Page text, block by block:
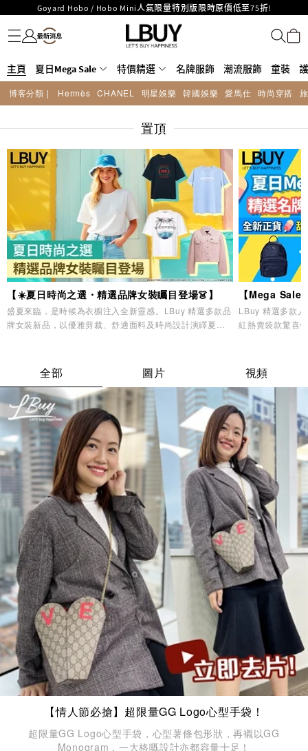
LBuy呈獻 - Hermès 及 Chanel 手袋及首飾原價低至6折，立即入手!
LBuy Nintendo Switch / Nintendo Switch 2 正規商品零售店登陸MOKO 4樓
426號舖！
MOKO 1樓175號鋪旗艦店特設名牌Hermès、CHANEL及LV專區！
購物滿HKD500即享免運費！
LBuy獲香港知識產權署頒發2026《正版正貨承諾》商標
LBuy MEGA SALE 精選名牌手袋及小皮具低至6折
名牌服飾
潮流服飾
童裝
護膚美妝
香水香薰
個人護理
母嬰護理
遊戲及精品玩具
文儀用品
家居生活
電子產品
美食
醫藥保健
運動與戶外用品
主頁 夏日Mega Sale 特價精選 名牌服飾 潮流服飾 童裝
博客分類 | Hermès CHANEL 明星娛樂 韓國娛樂 愛馬仕 時尚穿搭
置頂
【☀️夏日時尚之選・精選品牌女裝矚目登場👗】
盛夏來臨，是時候為衣櫥注入全新靈感。LBuy 精選多款品
牌女裝新品，以優雅剪裁、舒適面料及時尚設計演繹夏日
【Mega
LBuy 精選多款
紅熱賣袋款驚喜
全部 圖片 視頻
【情人節必搶】超限量GG Logo心型手袋！
超限量GG Logo心型手袋，心型薯條包形狀，再襯以GG
Monogram，一大格嘅設計亦都容量十足！